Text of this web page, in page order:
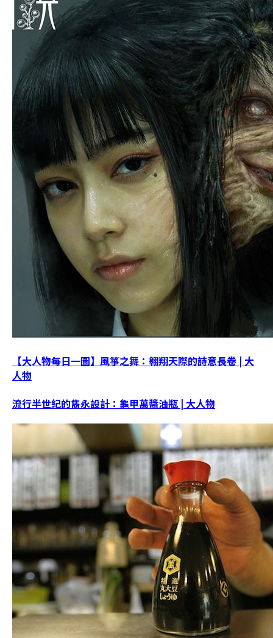
【大人物每日一圖】風箏之舞：翱翔天際的詩意長卷 | 大
人物
流行半世紀的雋永設計：龜甲萬醬油瓶 | 大人物